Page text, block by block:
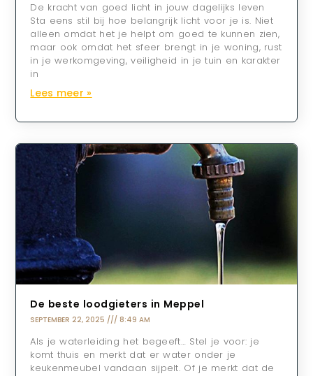
De kracht van goed licht in jouw dagelijks leven
Sta eens stil bij hoe belangrijk licht voor je is. Niet
alleen omdat het je helpt om goed te kunnen zien,
maar ook omdat het sfeer brengt in je woning, rust
in je werkomgeving, veiligheid in je tuin en karakter
in
Lees meer »
De beste loodgieters in Meppel
SEPTEMBER 22, 2025 8:49 AM
Als je waterleiding het begeeft… Stel je voor: je
komt thuis en merkt dat er water onder je
keukenmeubel vandaan sijpelt. Of je merkt dat de